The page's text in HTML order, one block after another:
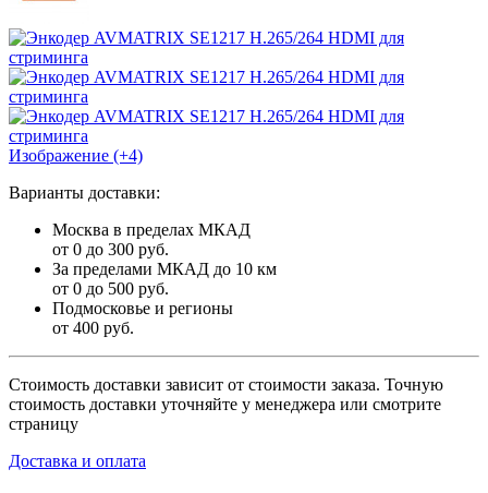
Изображение (+4)
Варианты доставки:
Москва в пределах МКАД
от 0 до 300 руб.
За пределами МКАД до 10 км
от 0 до 500 руб.
Подмосковье и регионы
от 400 руб.
Стоимость доставки зависит от стоимости заказа. Точную
стоимость доставки уточняйте у менеджера или смотрите
страницу
Доставка и оплата